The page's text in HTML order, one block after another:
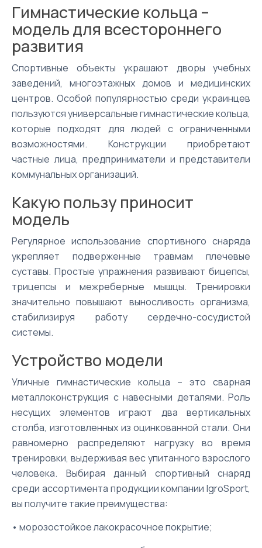
Гимнастические кольца –
модель для всестороннего
развития
Спортивные объекты украшают дворы учебных
заведений, многоэтажных домов и медицинских
центров. Особой популярностью среди украинцев
пользуются универсальные гимнастические кольца,
которые подходят для людей с ограниченными
возможностями. Конструкции приобретают
частные лица, предприниматели и представители
коммунальных организаций.
Какую пользу приносит
модель
Регулярное использование спортивного снаряда
укрепляет подверженные травмам плечевые
суставы. Простые упражнения развивают бицепсы,
трицепсы и межреберные мышцы. Тренировки
значительно повышают выносливость организма,
стабилизируя работу сердечно-сосудистой
системы.
Устройство модели
Уличные гимнастические кольца – это сварная
металлоконструкция с навесными деталями. Роль
несущих элементов играют два вертикальных
столба, изготовленных из оцинкованной стали. Они
равномерно распределяют нагрузку во время
тренировки, выдерживая вес упитанного взрослого
человека. Выбирая данный спортивный снаряд
среди ассортимента продукции компании IgroSport,
вы получите такие преимущества:
• морозостойкое лакокрасочное покрытие;